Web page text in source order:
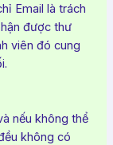
Email là trách
được thư
viên đó cung
nếu không thể
không có